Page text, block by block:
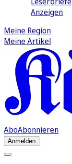
Anzeigen
Meine Region
Meine Artikel
AboAbonnieren
Anmelden